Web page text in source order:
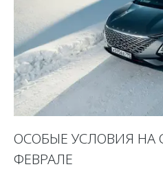
ОСОБЫЕ УСЛОВИЯ НА
ФЕВРАЛЕ